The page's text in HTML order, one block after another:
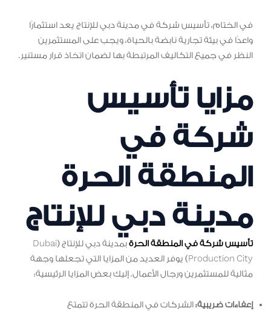
في الختام، تأسيس شركة في مدينة دبي للإنتاج يعد استثمارًا
واعدًا في بيئة تجارية نابضة بالحياة، ويجب على المستثمرين
النظر في جميع التكاليف المرتبطة بها لضمان اتخاذ قرار مستنير.
مزايا تأسيس
شركة في
المنطقة الحرة
مدينة دبي للإنتاج
تأسيس شركة في المنطقة الحرة
بمدينة دبي للإنتاج (Dubai
Production City) يوفر العديد من المزايا التي تجعلها وجهة
مثالية للمستثمرين ورجال الأعمال. إليك بعض المزايا الرئيسية:
إعفاءات ضريبية: الشركات في المنطقة الحرة تتمتع